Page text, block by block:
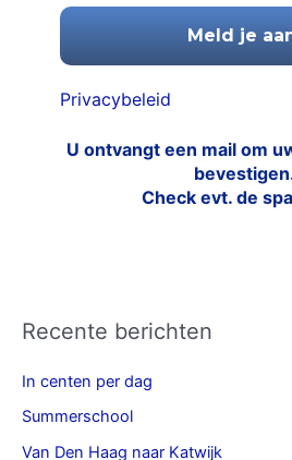
Privacybeleid
U ontvangt een mail om
Check evt. de
Recente berichten
In centen per dag
Summerschool
Van Den Haag naar Katwijk